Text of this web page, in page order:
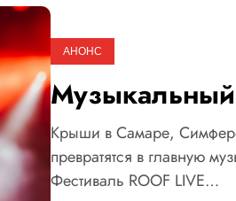
АНОНС
Музыкальный
Крыши в Самаре,
превратятся в главную
Фестиваль ROOF LIVE…